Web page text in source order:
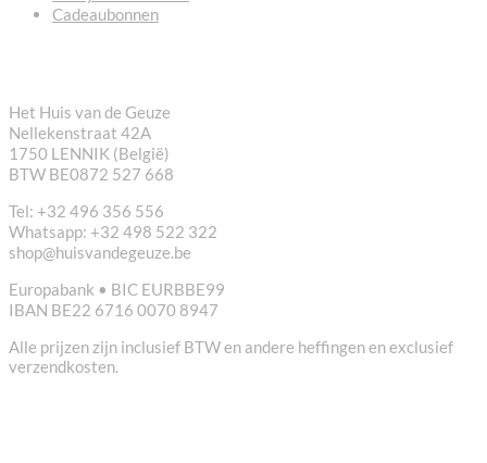
Cadeaubonnen
Het Huis van de Geuze
Nellekenstraat 42A
1750 LENNIK (België)
BTW BE0872 527 668
Tel: +32 496 356 556
Whatsapp: +32 498 522 322
shop@huisvandegeuze.be
Europabank • BIC EURBBE99
IBAN BE22 6716 0070 8947
Alle prijzen zijn inclusief BTW en andere heffingen en exclusief
verzendkosten.